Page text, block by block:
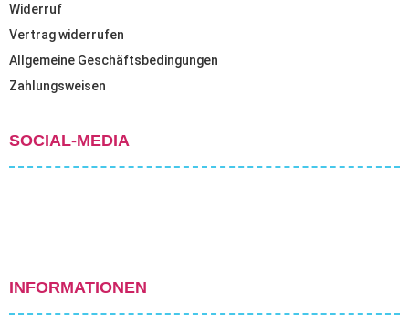
Widerruf
Vertrag widerrufen
Allgemeine Geschäftsbedingungen
Zahlungsweisen
SOCIAL-MEDIA
INFORMATIONEN